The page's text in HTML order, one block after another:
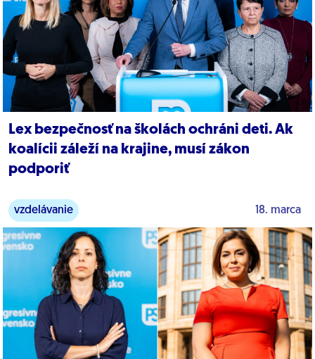
Lex bezpečnosť na školách ochráni deti. Ak
koalícii záleží na krajine, musí zákon
podporiť
vzdelávanie 18. marca